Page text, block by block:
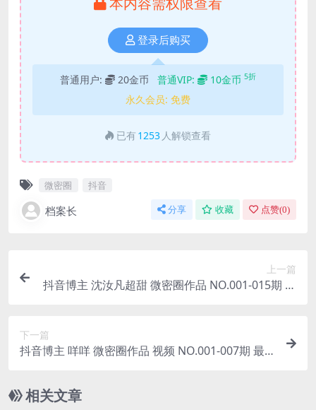
登录后购买
普通用户: 20金币 普通VIP: 10金币 5折
永久会员: 免费
已有 1253 人解锁查看
微密圈 抖音
档案长 分享 收藏 点赞(0)
上一篇
抖音博主 沈汝凡超甜 微密圈作品 NO.001-015期 最
下一篇
抖音博主 咩咩 微密圈作品 视频 NO.001-007期 最
相关文章